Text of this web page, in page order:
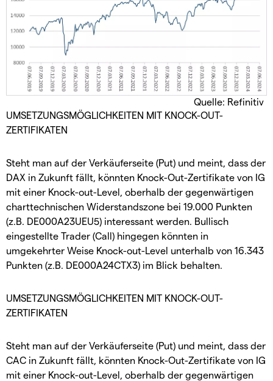
Quelle: Refinitiv
UMSETZUNGSMÖGLICHKEITEN MIT KNOCK-OUT-
ZERTIFIKATEN
Steht man auf der Verkäuferseite (Put) und meint, dass der
DAX in Zukunft fällt, könnten Knock-Out-Zertifikate von IG
mit einer Knock-out-Level, oberhalb der gegenwärtigen
charttechnischen Widerstandszone bei 19.000 Punkten
(z.B. DE000A23UEU5) interessant werden. Bullisch
eingestellte Trader (Call) hingegen könnten in
umgekehrter Weise Knock-out-Level unterhalb von 16.343
Punkten (z.B. DE000A24CTX3) im Blick behalten.
UMSETZUNGSMÖGLICHKEITEN MIT KNOCK-OUT-
ZERTIFIKATEN
Steht man auf der Verkäuferseite (Put) und meint, dass der
CAC in Zukunft fällt, könnten Knock-Out-Zertifikate von IG
mit einer Knock-out-Level, oberhalb der gegenwärtigen